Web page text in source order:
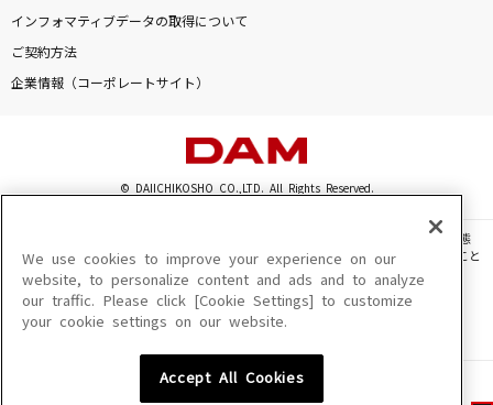
インフォマティブデータの取得について
ご契約方法
企業情報（コーポレートサイト）
© DAIICHIKOSHO CO.,LTD. All Rights Reserved.
このサイトに掲載されている一切の文章・画像・写真・動画・音声等を、手段や形態
を問わず、著作権法の定める範囲を超えて無断で複製、転載、ファイル化などすること
を禁じます。
楽曲及びコンテンツは、機種によりご利用いただけない場合があります。
楽曲及びコンテンツの配信日、配信内容が変更になる場合があります。
We use cookies to improve your experience on our
website, to personalize content and ads and to analyze
our traffic. Please click [Cookie Settings] to customize
your cookie settings on our website.
Accept All Cookies